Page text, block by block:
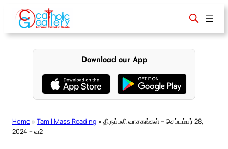
content
Download our App
Home » Tamil Mass Reading » திருப்பலி வாசகங்கள் – செப்டம்பர் 28,
2024 – வ2